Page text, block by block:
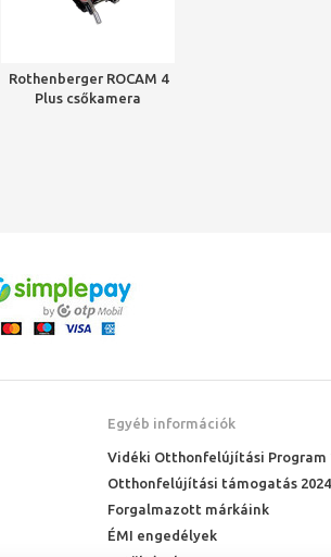
Rothenberger ROCAM 4
Plus csőkamera
Egyéb információk
Vidéki Otthonfelújítási Program
Otthonfelújítási támogatás 2024
Forgalmazott márkáink
ÉMI engedélyek